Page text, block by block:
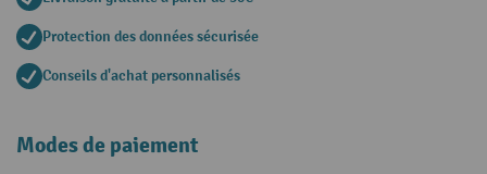
Protection des données sécurisée
Conseils d'achat personnalisés
Modes de paiement